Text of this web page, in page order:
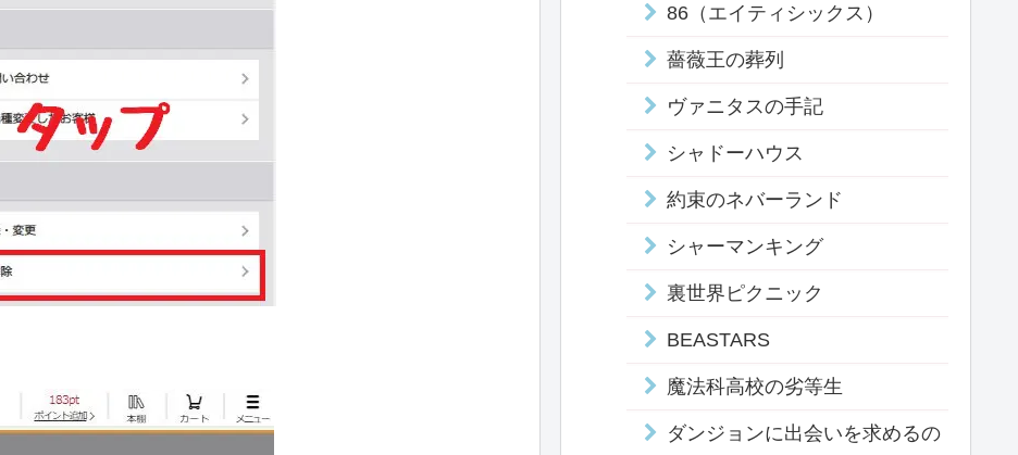
86（エイティシックス）
薔薇王の葬列
ヴァニタスの手記
シャドーハウス
約束のネバーランド
シャーマンキング
裏世界ピクニック
BEASTARS
魔法科高校の劣等生
ダンジョンに出会いを求めるの